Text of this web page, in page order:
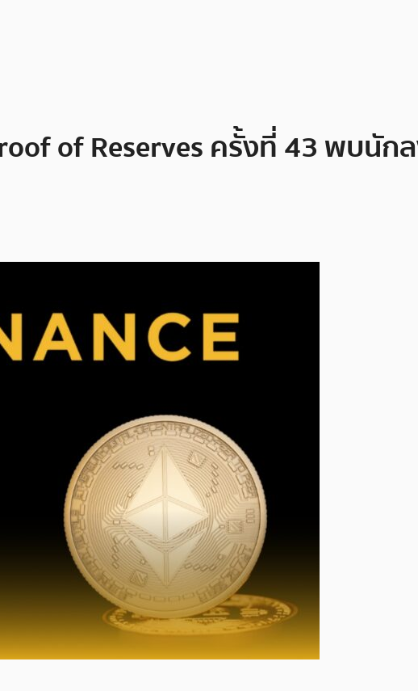
of Reserves ครั้งที่ 43 พบนั